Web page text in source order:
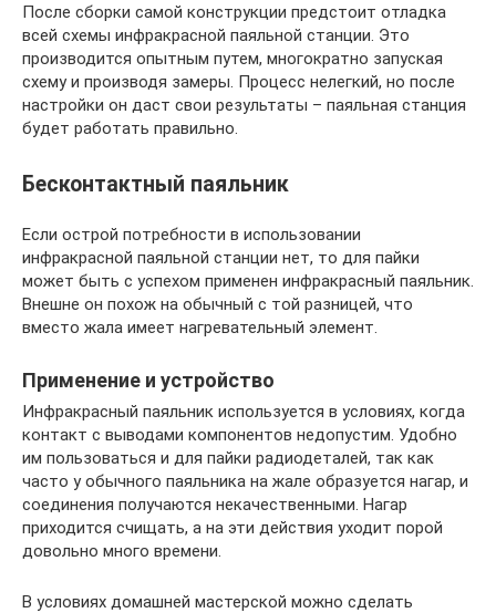
После сборки самой конструкции предстоит отладка
всей схемы инфракрасной паяльной станции. Это
производится опытным путем, многократно запуская
схему и производя замеры. Процесс нелегкий, но после
настройки он даст свои результаты – паяльная станция
будет работать правильно.
Бесконтактный паяльник
Если острой потребности в использовании
инфракрасной паяльной станции нет, то для пайки
может быть с успехом применен инфракрасный паяльник.
Внешне он похож на обычный с той разницей, что
вместо жала имеет нагревательный элемент.
Применение и устройство
Инфракрасный паяльник используется в условиях, когда
контакт с выводами компонентов недопустим. Удобно
им пользоваться и для пайки радиодеталей, так как
часто у обычного паяльника на жале образуется нагар, и
соединения получаются некачественными. Нагар
приходится счищать, а на эти действия уходит порой
довольно много времени.
В условиях домашней мастерской можно сделать